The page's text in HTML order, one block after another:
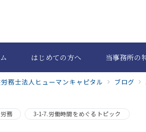
はじめての方へ 当事務所の
務士法人ヒューマンキャピタル ブログ
務 3-1-7.労働時間をめぐるトピック